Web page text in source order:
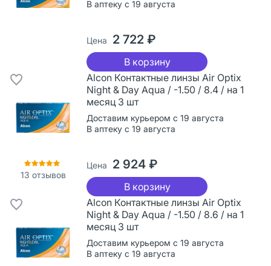
В аптеку с 19 августа
Цена 2 722 ₽
В корзину
13 отзывов
Alcon Контактные линзы Air Optix
Night & Day Aqua / -1.50 / 8.4 / на 1
месяц 3 шт
Доставим курьером с 19 августа
В аптеку с 19 августа
Цена 2 924 ₽
В корзину
Alcon Контактные линзы Air Optix
Night & Day Aqua / -1.50 / 8.6 / на 1
месяц 3 шт
Доставим курьером с 19 августа
В аптеку с 19 августа